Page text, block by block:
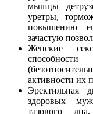
мышцы
уретры,
повышению
зачастую
Женские
активности их
Эректильная
здоровых
тазового